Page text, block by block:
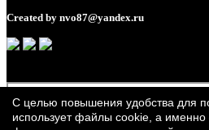
Created by nvo87@yandex.ru
С целью повышения удобства для
использует файлы cookie, а